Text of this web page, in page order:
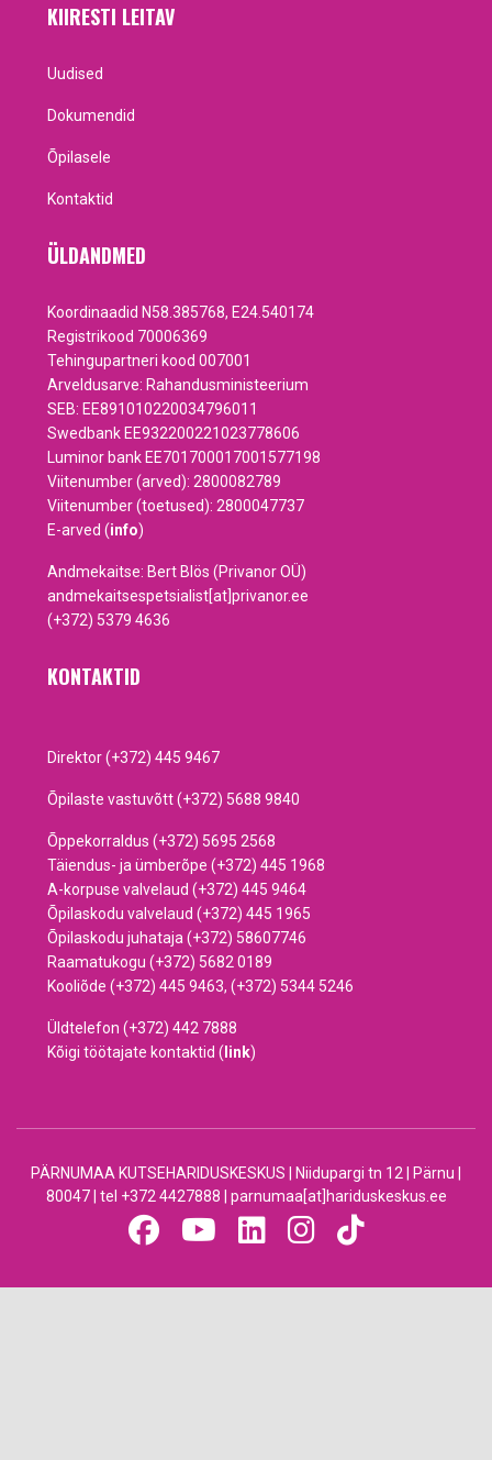
KIIRESTI LEITAV
Uudised
Dokumendid
Õpilasele
Kontaktid
ÜLDANDMED
Koordinaadid N58.385768, E24.540174
Registrikood 70006369
Tehingupartneri kood 007001
Arveldusarve: Rahandusministeerium
SEB: EE891010220034796011
Swedbank EE932200221023778606
Luminor bank EE701700017001577198
Viitenumber (arved): 2800082789
Viitenumber (toetused): 2800047737
E-arved (info)
Andmekaitse: Bert Blös (Privanor OÜ)
andmekaitsespetsialist[at]privanor.ee
(+372) 5379 4636
KONTAKTID
Direktor (+372) 445 9467
Õpilaste vastuvõtt (+372) 5688 9840
Õppekorraldus (+372) 5695 2568
Täiendus- ja ümberõpe (+372) 445 1968
A-korpuse valvelaud (+372) 445 9464
Õpilaskodu valvelaud (+372) 445 1965
Õpilaskodu juhataja (+372) 58607746
Raamatukogu (+372) 5682 0189
Kooliõde (+372) 445 9463, (+372) 5344 5246
Üldtelefon (+372) 442 7888
Kõigi töötajate kontaktid ( link)
PÄRNUMAA KUTSEHARIDUSKESKUS | Niidupargi tn 12 | Pärnu |
80047 | tel +372 4427888 | parnumaa[at]hariduskeskus.ee